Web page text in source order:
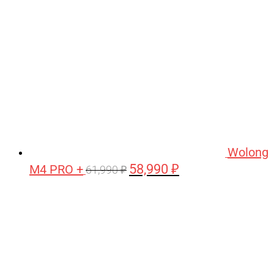
Wolong
M4 PRO +61,990₽ Первоначальная
58,990 ₽